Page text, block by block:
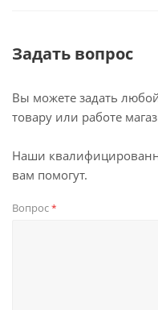
Задать вопрос
Вы можете задать
товару или работе
Наши
вам помогут.
Вопрос*